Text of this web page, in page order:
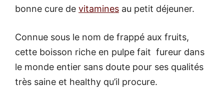
bonne cure de vitamines au petit déjeuner.
Connue sous le nom de frappé aux fruits,
cette boisson riche en pulpe fait fureur dans
le monde entier sans doute pour ses qualités
très saine et healthy qu’il procure.